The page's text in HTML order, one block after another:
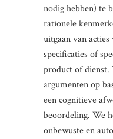
nodig hebben) te
rationele
uitgaan van acties
specificaties of
product of dienst.
argumenten op
een cognitieve
beoordeling. We
onbewuste en